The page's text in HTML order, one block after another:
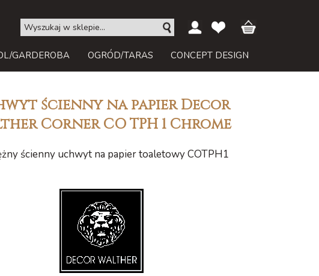
GARDEROBA OGRÓD/TARAS CONCEPT DESIGN
ścienny na papier Decor
Corner CO TPH 1 Chrome
ścienny uchwyt na papier toaletowy COTPH1